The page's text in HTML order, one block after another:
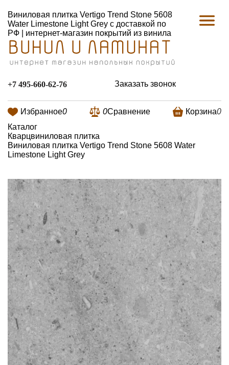
Виниловая плитка Vertigo Trend Stone 5608
Water Limestone Light Grey с доставкой по
РФ | интернет-магазин покрытий из винила
+7 495-660-62-76 Заказать звонок
Избранное0 0Сравнение Корзина0
Каталог
Кварцвиниловая плитка
Виниловая плитка Vertigo Trend Stone 5608 Water
Limestone Light Grey